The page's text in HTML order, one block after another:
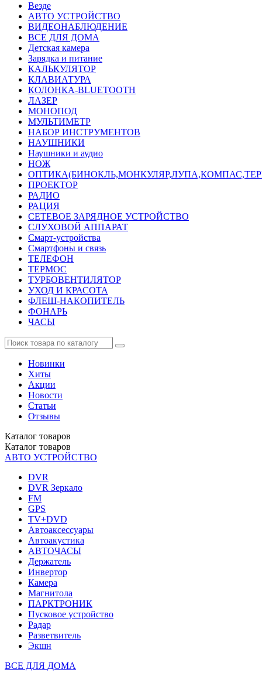
Везде
АВТО УСТРОЙСТВО
ВИДЕОНАБЛЮДЕНИЕ
ВСЕ ДЛЯ ДОМА
Детская камера
Зарядка и питание
КАЛЬКУЛЯТОР
КЛАВИАТУРА
КОЛОНКА-BLUETOOTH
ЛАЗЕР
МОНОПОД
МУЛЬТИМЕТР
НАБОР ИНСТРУМЕНТОВ
НАУШНИКИ
Наушники и аудио
НОЖ
ПРОЕКТОР
РАДИО
РАЦИЯ
СЕТЕВОЕ ЗАРЯДНОЕ УСТРОЙСТВО
СЛУХОВОЙ АППАРАТ
Смарт-устройства
Смартфоны и связь
ТЕЛЕФОН
ТЕРМОС
ТУРБОВЕНТИЛЯТОР
УХОД И КРАСОТА
ФЛЕШ-НАКОПИТЕЛЬ
ФОНАРЬ
ЧАСЫ
Новинки
Хиты
Акции
Новости
Статьи
Отзывы
Каталог товаров
Каталог товаров
АВТО УСТРОЙСТВО
DVR
DVR Зеркало
FM
GPS
TV+DVD
Автоаксессуары
Автоакустика
АВТОЧАСЫ
Держатель
Инвертор
Камера
Магнитола
ПАРКТРОНИК
Пусковое устройство
Радар
Разветвитель
Экшн
ВСЕ ДЛЯ ДОМА